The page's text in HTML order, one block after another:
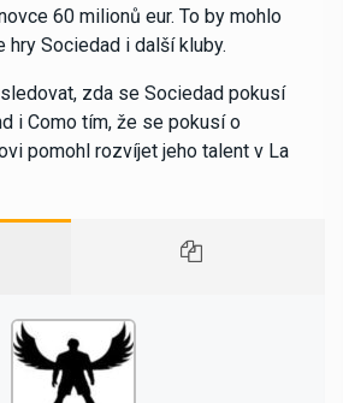
60 milionů eur. To by mohlo
hry Sociedad i další kluby.
zda se Sociedad pokusí
i Como tím, že se pokusí o
pomohl rozvíjet jeho talent v La